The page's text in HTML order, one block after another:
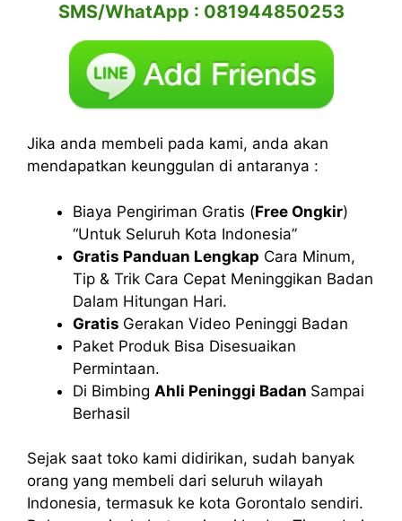
SMS/WhatApp : 081944850253
Jika anda membeli pada kami, anda akan
mendapatkan keunggulan di antaranya :
Biaya Pengiriman Gratis (Free Ongkir)
“Untuk Seluruh Kota Indonesia”
Gratis Panduan Lengkap Cara Minum,
Tip & Trik Cara Cepat Meninggikan Badan
Dalam Hitungan Hari.
Gratis Gerakan Video Peninggi Badan
Paket Produk Bisa Disesuaikan
Permintaan.
Di Bimbing Ahli Peninggi Badan Sampai
Berhasil
Sejak saat toko kami didirikan, sudah banyak
orang yang membeli dari seluruh wilayah
Indonesia, termasuk ke kota Gorontalo sendiri.